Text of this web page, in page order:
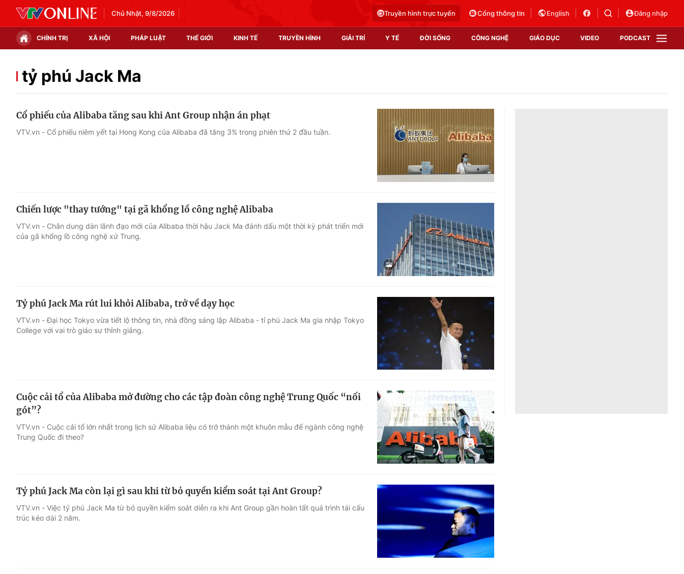
Chủ Nhật, 9/8/2026 Truyền hình trực tuyến Cổng thông tin English Đăng nhập
CHÍNH TRỊ XÃ HỘI PHÁP LUẬT THẾ GIỚI KINH TẾ TRUYỀN HÌNH GIẢI TRÍ Y TẾ ĐỜI SỐNG CÔNG NGHỆ GIÁO DỤC VIDEO PODCAST
Chính trị
Video
Shorts video
Podcast
EMagazine
Photo
Infographic
Góc ảnh
Điện ảnh
Âm nhạc
Sao
Du lịch
Làm đẹp
Chất lượng cuộc sống
Học trực tuyến
Công nghệ
Hitech Công nghệ tương lai
Sản phẩm
Thị trường
Tư vấn
VTV Sức khoẻ
tỷ phú Jack Ma
Cổ phiếu của Alibaba tăng sau khi Ant Group nhận án phạt
VTV.vn - Cổ phiếu niêm yết tại Hong Kong của Alibaba đã tăng 3% trong phiên thứ 2 đầu tuần.
Chiến lược "thay tướng" tại gã khổng lồ công nghệ Alibaba
VTV.vn - Chân dung dàn lãnh đạo mới của Alibaba thời hậu Jack Ma đánh dấu một thời kỳ phát triển mới
của gã khổng lồ công nghệ xứ Trung.
Tỷ phú Jack Ma rút lui khỏi Alibaba, trở về dạy học
VTV.vn - Đại học Tokyo vừa tiết lộ thông tin, nhà đồng sáng lập Alibaba - tỉ phú Jack Ma gia nhập Tokyo
College với vai trò giáo sư thỉnh giảng.
Cuộc cải tổ của Alibaba mở đường cho các tập đoàn công nghệ Trung Quốc “nối
gót”?
VTV.vn - Cuộc cải tổ lớn nhất trong lịch sử Alibaba liệu có trở thành một khuôn mẫu để ngành công nghệ
Trung Quốc đi theo?
Tỷ phú Jack Ma còn lại gì sau khi từ bỏ quyền kiểm soát tại Ant Group?
VTV.vn - Việc tỷ phú Jack Ma từ bỏ quyền kiểm soát diễn ra khi Ant Group gần hoàn tất quá trình tái cấu
trúc kéo dài 2 năm.